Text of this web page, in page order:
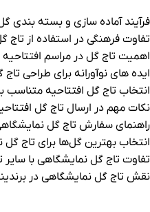
فرآیند آماده سازی و بسته بندی
تفاوت‌ فرهنگی در استفاده از تاج
اهمیت تاج گل در مراسم افتتاحیه
ایده های نوآورانه برای طراحی
انتخاب تاج گل افتتاحیه متناسب
نکات مهم در ارسال تاج گل
راهنمای سفارش تاج گل
انتخاب بهترین گل‌ها برای تاج گل‌
تفاوت‌ تاج گل‌ نمایشگاهی با سایر
نقش تاج گل‌ نمایشگاهی در